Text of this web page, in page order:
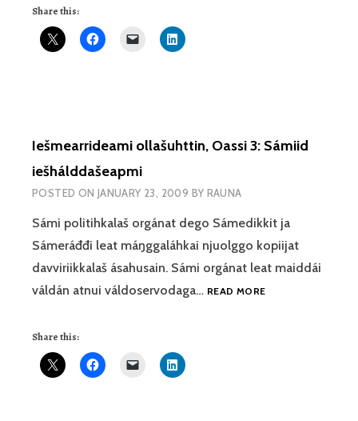
FEARÁNAT
NUPPEBEAL
Share this:
Iešmearrideami ollašuhttin, Oassi 3: Sámiid
iešhálddašeapmi
POSTED ON JANUARY 23, 2009 BY RAUNA
Sámi politihkalaš orgánat dego Sámedikkit ja
Sámeráđđi leat máŋggaláhkai njuolggo kopiijat
davviriikkalaš ásahusain. Sámi orgánat leat maiddái
váldán atnui váldoservodaga… READ MOREIEŠMEARRIDEAMI
Share this: